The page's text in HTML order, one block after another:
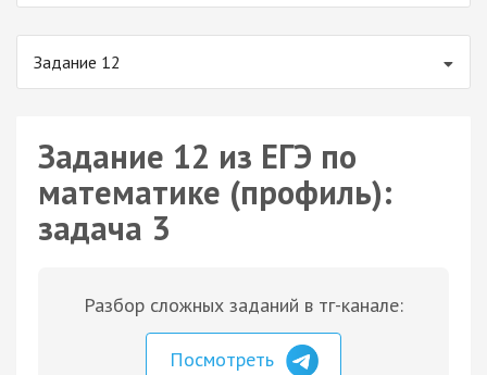
Задание 12
Задание 12 из ЕГЭ по
математике (профиль):
задача 3
Разбор сложных заданий в тг-канале:
Посмотреть